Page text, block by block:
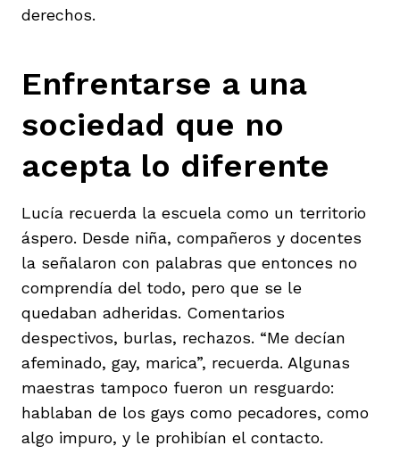
derechos.
Enfrentarse a una
sociedad que no
acepta lo diferente
Lucía recuerda la escuela como un territorio
áspero. Desde niña, compañeros y docentes
la señalaron con palabras que entonces no
comprendía del todo, pero que se le
quedaban adheridas. Comentarios
despectivos, burlas, rechazos. “Me decían
afeminado, gay, marica”, recuerda. Algunas
maestras tampoco fueron un resguardo:
hablaban de los gays como pecadores, como
algo impuro, y le prohibían el contacto.